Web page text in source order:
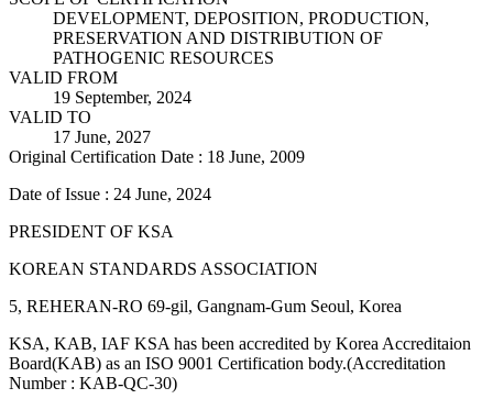
DEVELOPMENT, DEPOSITION, PRODUCTION,
PRESERVATION AND DISTRIBUTION OF
PATHOGENIC RESOURCES
VALID FROM
19 September, 2024
VALID TO
17 June, 2027
Original Certification Date : 18 June, 2009
Date of Issue : 24 June, 2024
PRESIDENT OF KSA
KOREAN STANDARDS ASSOCIATION
5, REHERAN-RO 69-gil, Gangnam-Gum Seoul, Korea
KSA, KAB, IAF KSA has been accredited by Korea Accreditaion
Board(KAB) as an ISO 9001 Certification body.(Accreditation
Number : KAB-QC-30)